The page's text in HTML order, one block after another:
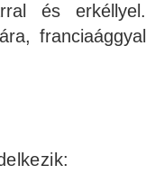
és erkéllyel.
franciaággyal